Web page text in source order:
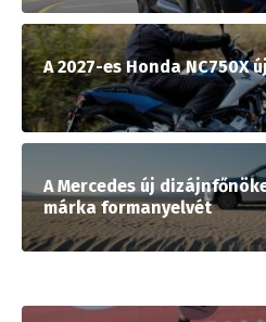
A 2027-es Honda NC750X
A Mercedes új
márka formanyelvét